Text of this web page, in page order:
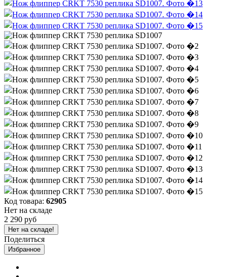
Код товара: 62905
Нет на складе
2 290 руб
Нет на складе!
Поделиться
Избранное